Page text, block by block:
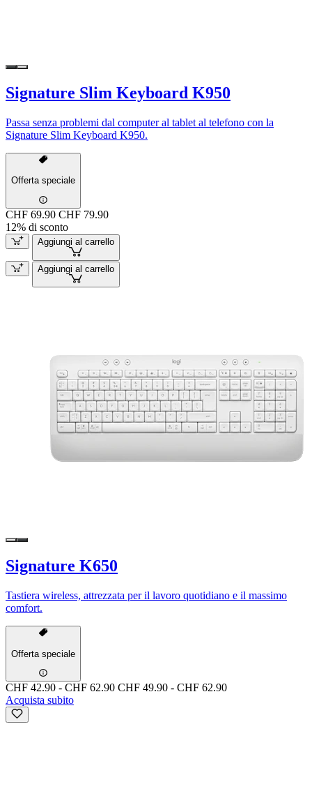
Signature Slim Keyboard K950
Passa senza problemi dal computer al tablet al telefono con la
Signature Slim Keyboard K950.
Offerta speciale
CHF 69.90 CHF 79.90
12% di sconto
Aggiungi al carrello
Aggiungi al carrello
Signature K650
Tastiera wireless, attrezzata per il lavoro quotidiano e il massimo
comfort.
Offerta speciale
CHF 42.90 - CHF 62.90 CHF 49.90 - CHF 62.90
Acquista subito